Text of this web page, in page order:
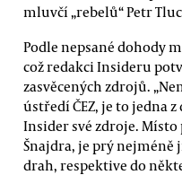
mluvčí „rebelů“ Petr
Podle nepsané dohody
což redakci Insideru
zasvěcených zdrojů.
ústředí ČEZ, je to jedna
Insider své zdroje.
Šnajdra, je prý nejméně
drah, respektive do